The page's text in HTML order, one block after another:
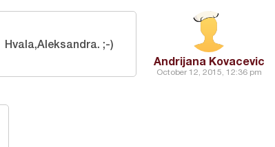
Andrijana Kovacevic
October 12, 2015, 12:36 pm
Hvala,Aleksandra. ;-)